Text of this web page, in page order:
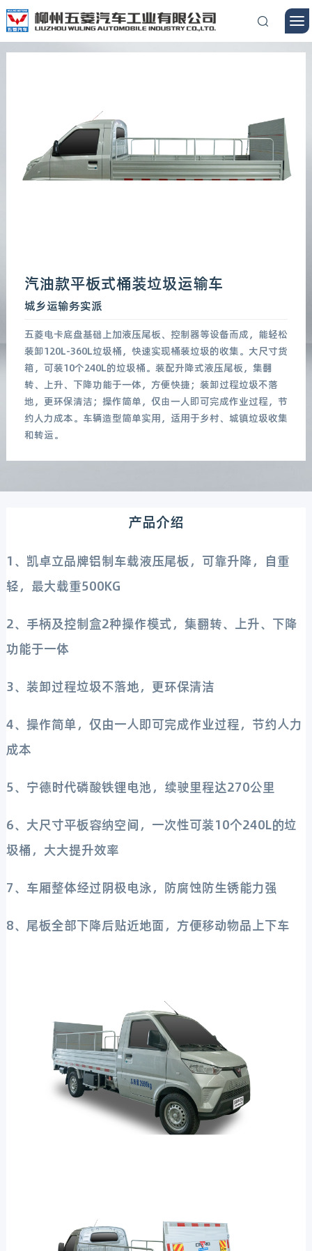
汽油款平板式桶装垃圾运输车
城乡运输务实派
五菱电卡底盘基础上加液压尾板、控制器等设备而成，能轻松
装卸120L-360L垃圾桶，快速实现桶装垃圾的收集。大尺寸货
箱，可装10个240L的垃圾桶。装配升降式液压尾板，集翻
转、上升、下降功能于一体，方便快捷；装卸过程垃圾不落
地，更环保清洁；操作简单，仅由一人即可完成作业过程，节
约人力成本。车辆造型简单实用，适用于乡村、城镇垃圾收集
和转运。
产品介绍
1、凯卓立品牌铝制车载液压尾板，可靠升降，自重
轻，最大载重500KG
2、手柄及控制盒2种操作模式，集翻转、上升、下降
功能于一体
3、装卸过程垃圾不落地，更环保清洁
4、操作简单，仅由一人即可完成作业过程，节约人力
成本
5、宁德时代磷酸铁锂电池，续驶里程达270公里
6、大尺寸平板容纳空间，一次性可装10个240L的垃
圾桶，大大提升效率
7、车厢整体经过阴极电泳，防腐蚀防生锈能力强
8、尾板全部下降后贴近地面，方便移动物品上下车